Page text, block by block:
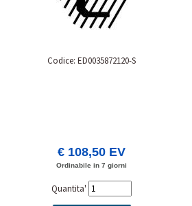
Codice: ED0035872120-S
€ 108,50 EV
Ordinabile in 7 giorni
Quantita'